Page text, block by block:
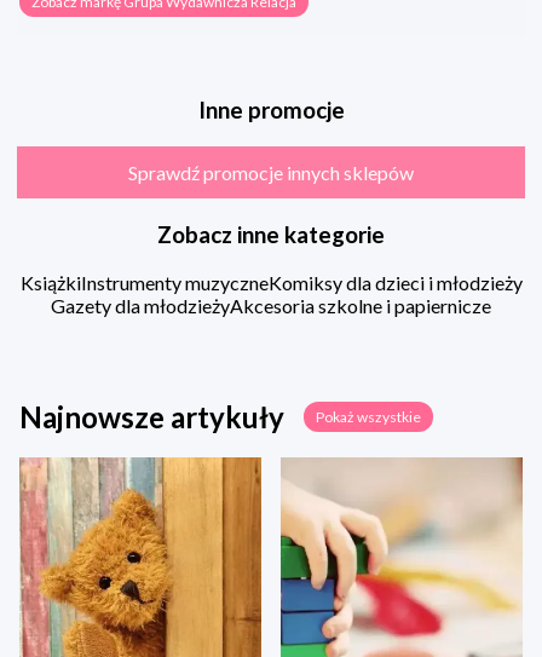
Inne promocje
Sprawdź promocje innych sklepów
Zobacz inne kategorie
KsiążkiInstrumenty muzyczneKomiksy dla dzieci i młodzieży
Gazety dla młodzieżyAkcesoria szkolne i papiernicze
Najnowsze artykuły Pokaż wszystkie